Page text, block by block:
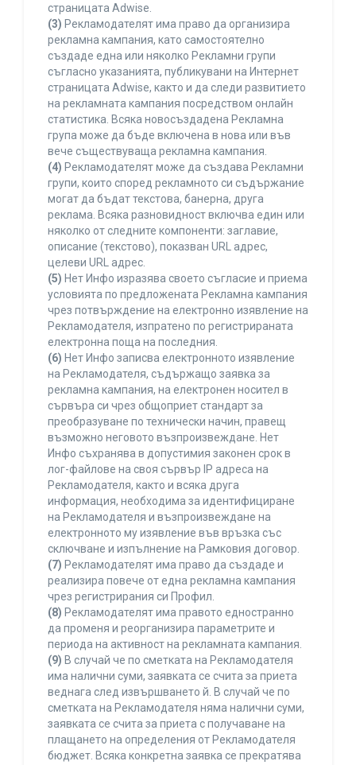
страницата Adwise.
(3) Рекламодателят има право да организира
рекламна кампания, като самостоятелно
създаде една или няколко Рекламни групи
съгласно указанията, публикувани на Интернет
страницата Adwise, както и да следи развитието
на рекламната кампания посредством онлайн
статистика. Всяка новосъздадена Рекламна
група може да бъде включена в нова или във
вече съществуваща рекламна кампания.
(4) Рекламодателят може да създава Рекламни
групи, които според рекламното си съдържание
могат да бъдат текстова, банерна, друга
реклама. Всяка разновидност включва един или
няколко от следните компоненти: заглавие,
описание (текстово), показван URL адрес,
целеви URL адрес.
(5) Нет Инфо изразява своето съгласие и приема
условията по предложената Рекламна кампания
чрез потвърждение на електронно изявление на
Рекламодателя, изпратено по регистрираната
електронна поща на последния.
(6) Нет Инфо записва електронното изявление
на Рекламодателя, съдържащо заявка за
рекламна кампания, на електронен носител в
сървъра си чрез общоприет стандарт за
преобразуване по технически начин, правещ
възможно неговото възпроизвеждане. Нет
Инфо съхранява в допустимия законен срок в
лог-файлове на своя сървър IP адреса на
Рекламодателя, както и всяка друга
информация, необходима за идентифициране
на Рекламодателя и възпроизвеждане на
електронното му изявление във връзка със
сключване и изпълнение на Рамковия договор.
(7) Рекламодателят има право да създаде и
реализира повече от една рекламна кампания
чрез регистрирания си Профил.
(8) Рекламодателят има правото едностранно
да променя и реорганизира параметрите и
периода на активност на рекламната кампания.
(9) В случай че по сметката на Рекламодателя
има налични суми, заявката се счита за приета
веднага след извършването й. В случай че по
сметката на Рекламодателя няма налични суми,
заявката се счита за приета с получаване на
плащането на определения от Рекламодателя
бюджет. Всяка конкретна заявка се прекратява